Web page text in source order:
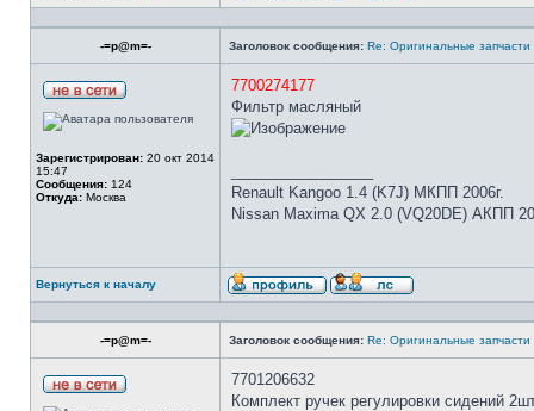
-=p@m=- Заголовок сообщения: Re: Оригинальные
Зарегистрирован: 20 окт 2014
15:47
Сообщения: 124
Откуда: Москва
7700274177
Фильтр масляный
Renault Kangoo 1.4 (K7J) МКПП 2006г.
Nissan Maxima QX 2.0 (VQ20DE) АКПП
Вернуться к началу
-=p@m=- Заголовок сообщения: Re: Оригинальные
7701206632
Комплект ручек регулировки сидений